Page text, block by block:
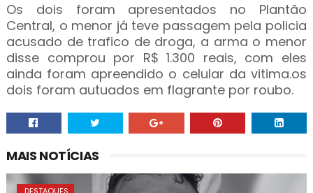
Os dois foram apresentados no Plantão
Central, o menor já teve passagem pela policia
acusado de trafico de droga, a arma o menor
disse comprou por R$ 1.300 reais, com eles
ainda foram apreendido o celular da vitima.os
dois foram autuados em flagrante por roubo.
MAIS NOTÍCIAS